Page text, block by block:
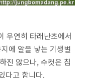
우연히 타래난초에서
에 알을 낳는 기생벌
진 않으나, 수컷은 침
다고 합니다.